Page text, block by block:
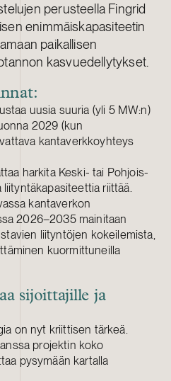
perusteella Fingrid
enimmäiskapasiteetin
paikallisen
kasvuedellytykset.
uusia suuria (yli 5 MW:n)
2029 (kun
kantaverkkoyhteys
harkita Keski- tai Pohjois-
liityntäkapasiteettia riittää.
kantaverkon
2026–2035 mainitaan
liityntöjen kokeilemista,
kuormittuneilla
sijoittajille ja
on nyt kriittisen tärkeä.
projektin koko
pysymään kartalla